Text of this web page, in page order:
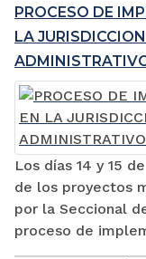
PROCESO DE
LA
Los días 14 y 15
de los proyectos
por la Seccional
proceso de